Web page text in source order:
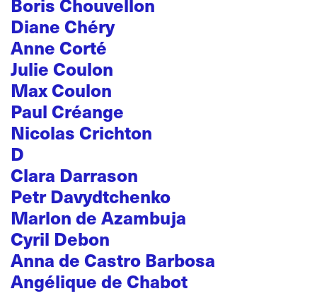
Diane Chéry
Anne Corté
Julie Coulon
Max Coulon
Paul Créange
Nicolas Crichton
D
Clara Darrason
Petr Davydtchenko
Marlon de Azambuja
Cyril Debon
Anna de Castro Barbosa
Angélique de Chabot